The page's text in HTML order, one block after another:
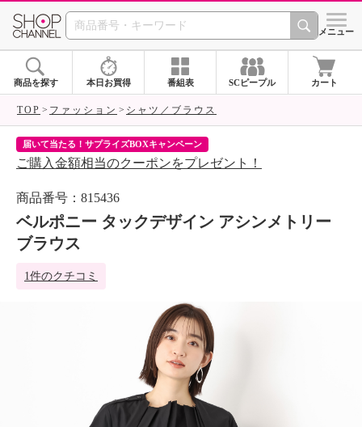
SHOP CHANNEL シメニュー
商品を探す 本日お買得 番組表 SCピープル カート
TOP ファッション シャツ／ブラウス
届いて当たる！サプライズBOXキャンペーン
ご購入金額相当のクーポンをプレゼント！
商品番号：815436
ベルポニー タックデザイン アシンメトリー
ブラウス
1件のクチコミ